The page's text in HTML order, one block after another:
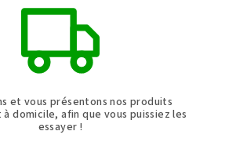
et vous présentons nos produits
domicile, afin que vous puissiez les
essayer !